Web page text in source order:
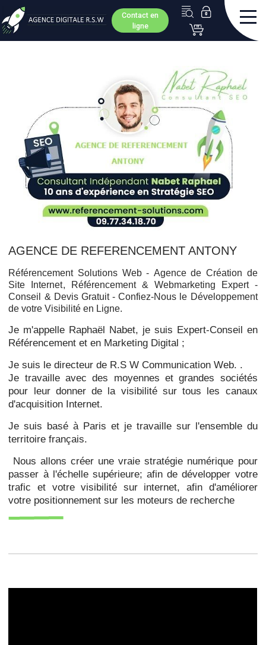
Contact en
ligne
AGENCE DE REFERENCEMENT ANTONY
Référencement Solutions Web - Agence de Création de
Site Internet, Référencement & Webmarketing Expert -
Conseil & Devis Gratuit - Confiez-Nous le Développement
de votre Visibilité en Ligne.
Je m'appelle Raphaël Nabet, je suis Expert-Conseil en
Référencement et en Marketing Digital ;
Je suis le directeur de R.S W Communication Web. .
Je travaille avec des moyennes et grandes sociétés
pour leur donner de la visibilité sur tous les canaux
d'acquisition Internet.
Je suis basé à Paris et je travaille sur l'ensemble du
territoire français.
Nous allons créer une vraie stratégie numérique pour
passer à l'échelle supérieure; afin de développer votre
trafic et votre visibilité sur internet, afin d'améliorer
votre positionnement sur les moteurs de recherche